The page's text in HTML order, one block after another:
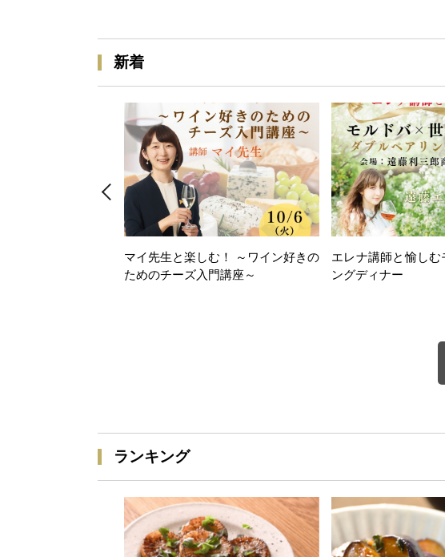
新着
マイ先生と楽しむ！ ～ワイン好きの
ためのチーズ入門講座～
エレナ講師と愉しむ
ングディナー
ランキング